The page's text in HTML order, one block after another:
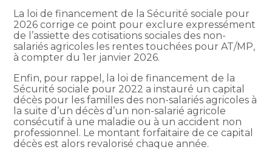
La loi de financement de la Sécurité sociale pour
2026 corrige ce point pour exclure expressément
de l’assiette des cotisations sociales des non-
salariés agricoles les rentes touchées pour AT/MP,
à compter du 1er janvier 2026.
Enfin, pour rappel, la loi de financement de la
Sécurité sociale pour 2022 a instauré un capital
décès pour les familles des non-salariés agricoles à
la suite d’un décès d’un non-salarié agricole
consécutif à une maladie ou à un accident non
professionnel. Le montant forfaitaire de ce capital
décès est alors revalorisé chaque année.